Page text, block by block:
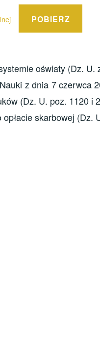
POBIERZ
oświaty (Dz. U.
z dnia 7 czerwca
(Dz. U. poz. 1120 i
skarbowej (Dz.